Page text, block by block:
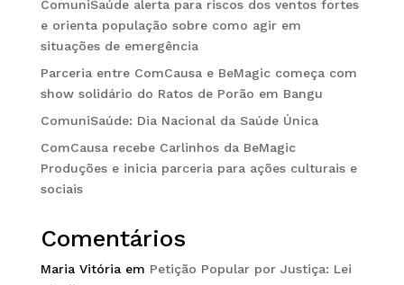
ComuniSaúde alerta para riscos dos ventos fortes
e orienta população sobre como agir em
situações de emergência
Parceria entre ComCausa e BeMagic começa com
show solidário do Ratos de Porão em Bangu
ComuniSaúde: Dia Nacional da Saúde Única
ComCausa recebe Carlinhos da BeMagic
Produções e inicia parceria para ações culturais e
sociais
Comentários
Maria Vitóriaem Petição Popular por Justiça: Lei